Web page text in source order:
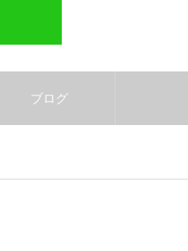
ブログ